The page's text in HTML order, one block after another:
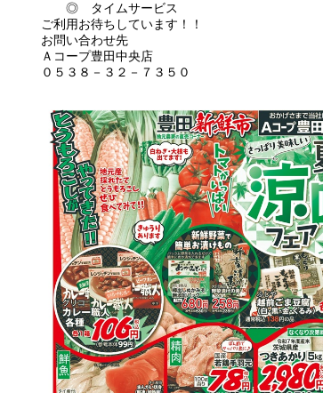
◎ タイムサービス
ご利用お待ちしています！！
お問い合わせ先
Ａコープ豊田中央店
０５３８－３２－７３５０